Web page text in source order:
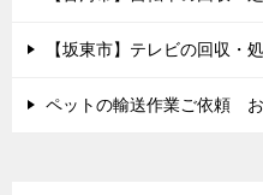
【坂東市】テレビの回収
ペットの輸送作業ご依頼